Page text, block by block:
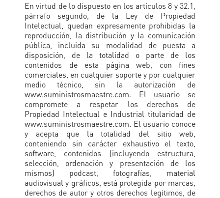
En virtud de lo dispuesto en los artículos 8 y 32.1,
párrafo segundo, de la Ley de Propiedad
Intelectual, quedan expresamente prohibidas la
reproducción, la distribución y la comunicación
pública, incluida su modalidad de puesta a
disposición, de la totalidad o parte de los
contenidos de esta página web, con fines
comerciales, en cualquier soporte y por cualquier
medio técnico, sin la autorización de
www.suministrosmaestre.com. El usuario se
compromete a respetar los derechos de
Propiedad Intelectual e Industrial titularidad de
www.suministrosmaestre.com. El usuario conoce
y acepta que la totalidad del sitio web,
conteniendo sin carácter exhaustivo el texto,
software, contenidos (incluyendo estructura,
selección, ordenación y presentación de los
mismos) podcast, fotografías, material
audiovisual y gráficos, está protegida por marcas,
derechos de autor y otros derechos legítimos, de